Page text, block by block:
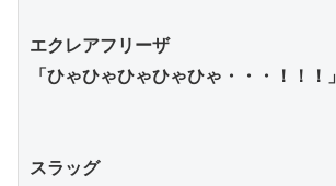
エクレアフリーザ
「ひゃひゃひゃひゃひゃ・・・！！！」
スラッグ